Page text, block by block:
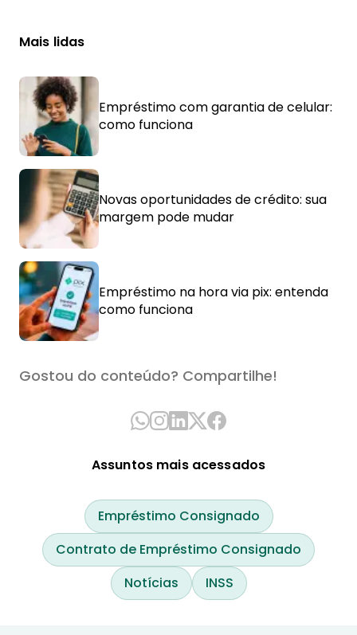
Mais lidas
Empréstimo com garantia de celular:
como funciona
Novas oportunidades de crédito: sua
margem pode mudar
Empréstimo na hora via pix: entenda
como funciona
Gostou do conteúdo? Compartilhe!
Assuntos mais acessados
Empréstimo Consignado
Contrato de Empréstimo Consignado
Notícias
INSS